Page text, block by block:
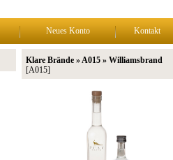
Neues Konto Kontakt
Klare Brände » A015 » Williamsbrand
[A015]